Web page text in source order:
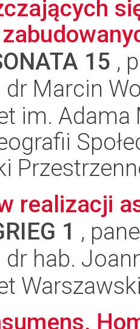
15 ,
dr Marcin
im.
realizacji
1 ,
hab.